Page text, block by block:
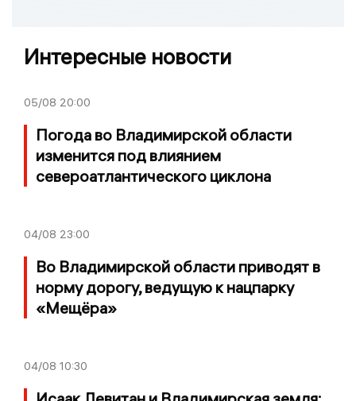
Интересные новости
05/08 20:00
Погода во Владимирской области
изменится под влиянием
североатлантического циклона
04/08 23:00
Во Владимирской области приводят в
норму дорогу, ведущую к нацпарку
«Мещёра»
04/08 10:30